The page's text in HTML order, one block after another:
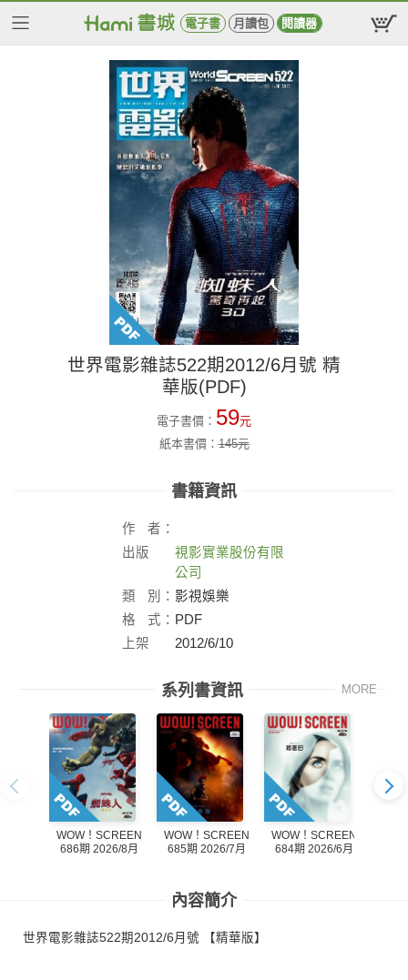
電子書 月讀包 閱讀器
世界電影雜誌522期2012/6月號 精
華版(PDF)
電子書價： 59元
紙本書價：145元
書籍資訊
作
者：
出版
視影實業股份有限
公司
類
別： 影視娛樂
格
式： PDF
上架
2012/6/10
系列書資訊 MORE
WOW！SCREEN
686期 2026/8月
WOW！SCREEN
685期 2026/7月
WOW！SCREEN
684期 2026/6月
內容簡介
世界電影雜誌522期2012/6月號 【精華版】